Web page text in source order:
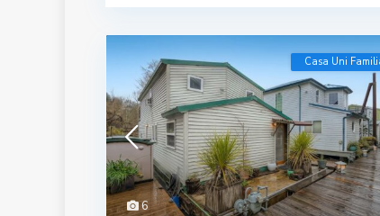
6
Casa Uni